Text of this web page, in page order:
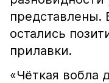
представлены.
остались
прилавки.
«Чёткая вобла